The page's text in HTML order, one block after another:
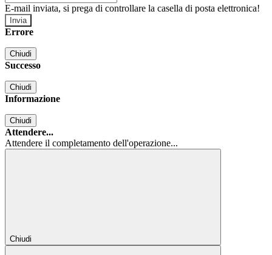
E-mail inviata, si prega di controllare la casella di posta elettronica!
Errore
Chiudi
Successo
Chiudi
Informazione
Chiudi
Attendere...
Attendere il completamento dell'operazione...
Chiudi